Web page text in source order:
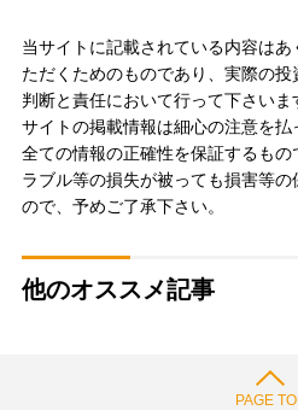
当サイトに記載されている内容は
ただくためのものであり、実際の
判断と責任において行って下さい
サイトの掲載情報は細心の注意を
全ての情報の正確性を保証するも
ラブル等の損失が被っても損害等
ので、予めご了承下さい。
他のオススメ記事
PAGE